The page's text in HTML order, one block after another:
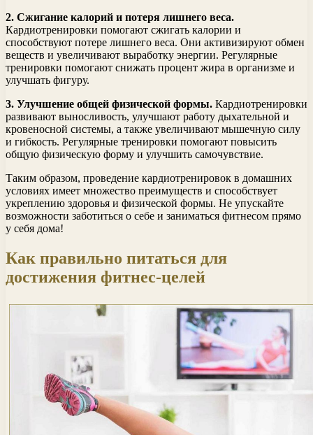
2. Сжигание калорий и потеря лишнего веса.
Кардиотренировки помогают сжигать калории и
способствуют потере лишнего веса. Они активизируют обмен
веществ и увеличивают выработку энергии. Регулярные
тренировки помогают снижать процент жира в организме и
улучшать фигуру.
3. Улучшение общей физической формы. Кардиотренировки
развивают выносливость, улучшают работу дыхательной и
кровеносной системы, а также увеличивают мышечную силу
и гибкость. Регулярные тренировки помогают повысить
общую физическую форму и улучшить самочувствие.
Таким образом, проведение кардиотренировок в домашних
условиях имеет множество преимуществ и способствует
укреплению здоровья и физической формы. Не упускайте
возможности заботиться о себе и заниматься фитнесом прямо
у себя дома!
Как правильно питаться для
достижения фитнес-целей